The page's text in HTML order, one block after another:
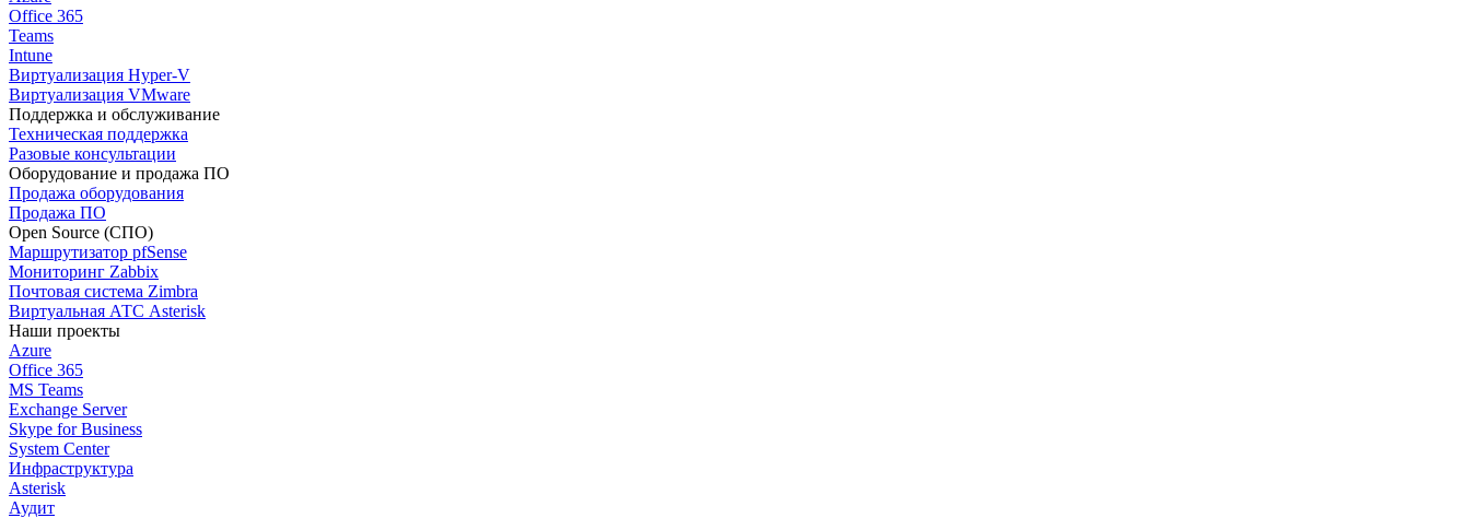
Office 365
Teams
Intune
Виртуализация Hyper-V
Виртуализация VMware
Поддержка и обслуживание
Техническая поддержка
Разовые консультации
Оборудование и продажа ПО
Продажа оборудования
Продажа ПО
Open Source (СПО)
Маршрутизатор pfSense
Мониторинг Zabbix
Почтовая система Zimbra
Виртуальная АТС Asterisk
Наши проекты
Azure
Office 365
MS Teams
Exchange Server
Skype for Business
System Center
Инфраструктура
Asterisk
Аудит